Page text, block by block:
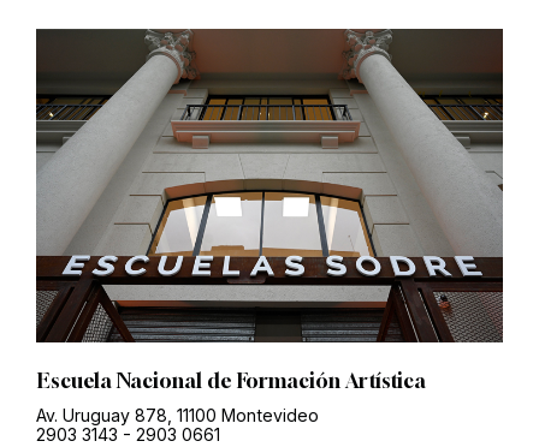
Escuela Nacional de Formación Artística
Av. Uruguay 878, 11100 Montevideo
2903 3143 - 2903 0661